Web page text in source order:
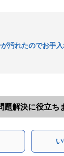
汚れたのでお手
題解決に役立ち